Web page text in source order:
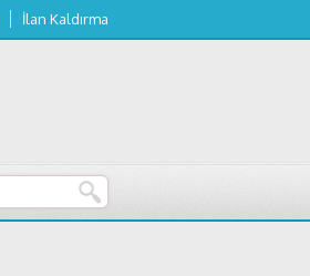
İlan Kaldırma